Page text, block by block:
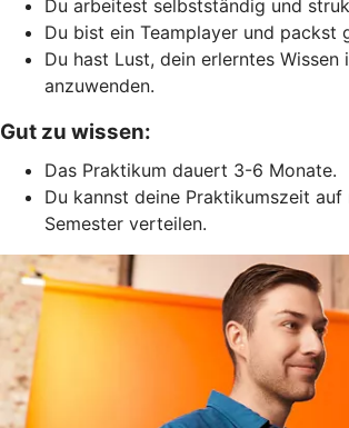
Du arbeitest selbstständig und
Du bist ein Teamplayer und packst
Du hast Lust, dein erlerntes Wissen
anzuwenden.
Gut zu wissen:
Das Praktikum dauert 3-6 Monate.
Du kannst deine Praktikumszeit auf
Semester verteilen.